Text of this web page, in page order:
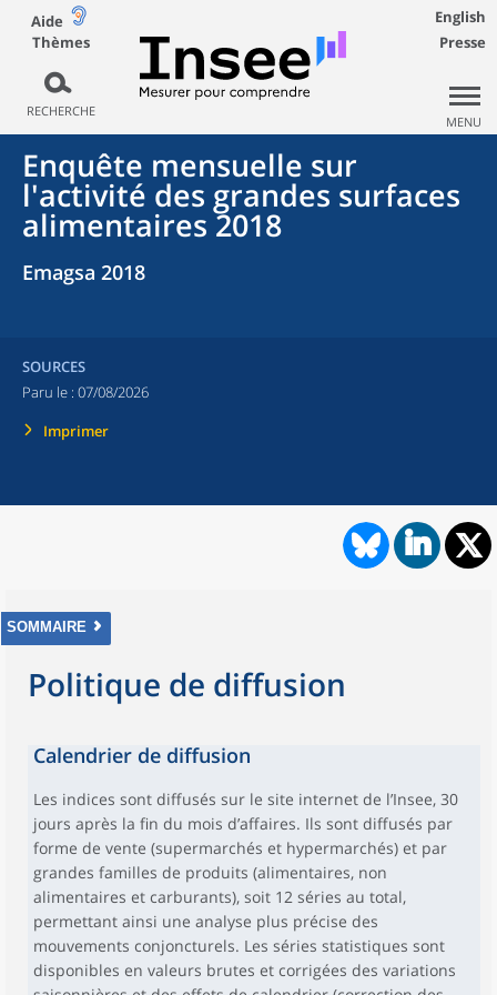
Aide
Thèmes
RECHERCHE
English
Presse
MENU
Enquête mensuelle sur
l'activité des grandes surfaces
alimentaires 2018
Emagsa 2018
SOURCES
Paru le : 07/08/2026
Imprimer
SOMMAIRE
Politique de diffusion
Calendrier de diffusion
Les indices sont diffusés sur le site internet de l’Insee, 30
jours après la fin du mois d’affaires. Ils sont diffusés par
forme de vente (supermarchés et hypermarchés) et par
grandes familles de produits (alimentaires, non
alimentaires et carburants), soit 12 séries au total,
permettant ainsi une analyse plus précise des
mouvements conjoncturels. Les séries statistiques sont
disponibles en valeurs brutes et corrigées des variations